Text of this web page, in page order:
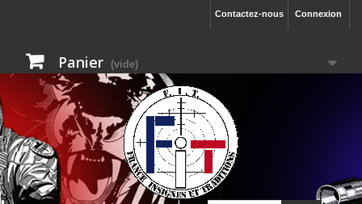
Connexion
Contactez-nous
Panier (vide)